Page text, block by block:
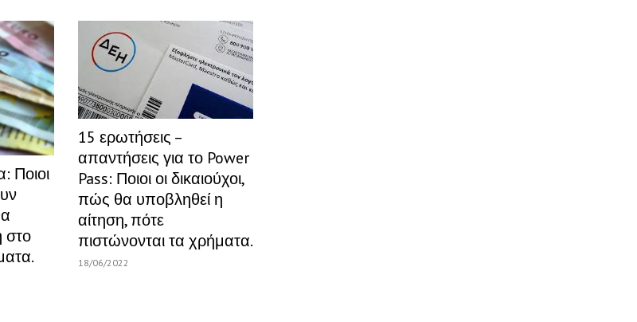
Ποιοι
στο
15 ερωτήσεις –
απαντήσεις για το Power
Pass: Ποιοι οι δικαιούχοι,
πώς θα υποβληθεί η
αίτηση, πότε
πιστώνονται τα χρήματα.
18/06/2022